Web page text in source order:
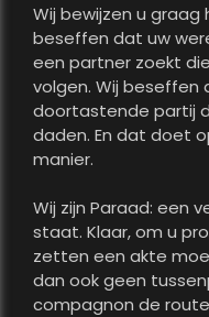
Wij bewijzen u
beseffen dat uw
een partner zoekt
volgen. Wij beseffen
doortastende partij
daden. En dat doet
manier.
Wij zijn Paraad: een
staat. Klaar, om u
zetten een akte
dan ook geen
compagnon de